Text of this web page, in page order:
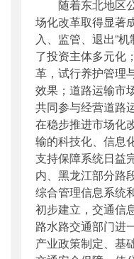
随着东北地区公
场化改革取得显著
入、监管、退出”
了投资主体多元化
革，试行养护管理
效果；道路运输市
共同参与经营道路
在稳步推进市场化
输的科技化、信息
支持保障系统日益
内、黑龙江部分路
综合管理信息系统
初步建立，交通信
路水路交通部门进
产业政策制定、基